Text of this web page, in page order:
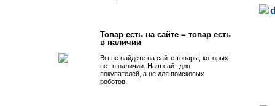
Товар есть на сайте = товар есть
в наличии
Вы не найдете на сайте товары, которых
нет в наличии. Наш сайт для
покупателей, а не для поисковых
роботов.